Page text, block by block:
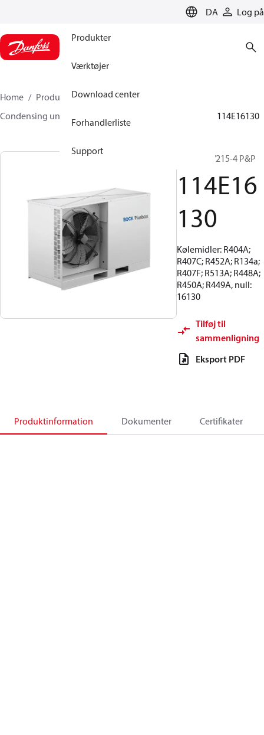
DA Log på
Produkter
Værktøjer
Download center
Forhandlerliste
Support
Home Produkter
Climate Solutions for cooling
Condensing units
114E16130
SHGX34e/215-4 P&P
114E16
130
Kølemidler: R404A;
R407C; R452A; R134a;
R407F; R513A; R448A;
R450A; R449A, null:
16130
Tilføj til
sammenligning
Eksport PDF
Produktinformation Dokumenter Certifikater